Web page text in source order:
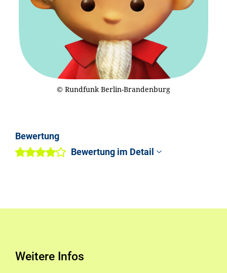
© Rundfunk Berlin-Brandenburg
Bewertung
Bewertung im Detail
Weitere Infos